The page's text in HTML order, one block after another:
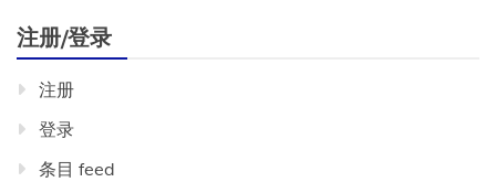
注册/登录
注册
登录
条目 feed